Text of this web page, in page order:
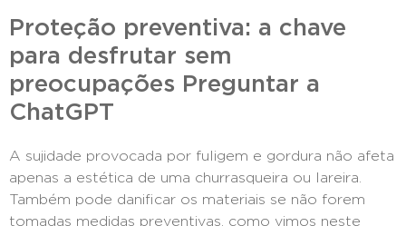
Proteção preventiva: a chave
para desfrutar sem
preocupações Preguntar a
ChatGPT
A sujidade provocada por fuligem e gordura não afeta
apenas a estética de uma churrasqueira ou lareira.
Também pode danificar os materiais se não forem
tomadas medidas preventivas, como vimos neste